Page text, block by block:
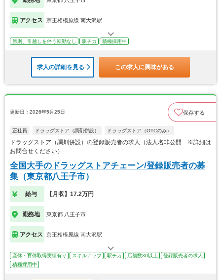
アクセス 京王相模原線 南大沢駅
原則、引越しを伴う転勤なし 駅チカ 積極採用中
求人の詳細を見る この求人に興味がある
更新日：2026年5月25日 保存する
正社員 ドラッグストア（調剤併設） ドラッグストア（OTCのみ）
ドラッグストア（調剤併設）の登録販売者の求人（法人名非公開 ※詳細は
お問合せください）
全国大手のドラッグストアチェーン/登録販売者の募
集（東京都八王子市）
給与 【月収】17.2万円
勤務地 東京都 八王子市
アクセス 京王相模原線 南大沢駅
産休・育休取得実績有り スキルアップ 駅チカ 店舗数30以上
登録販売者の求人
積極採用中